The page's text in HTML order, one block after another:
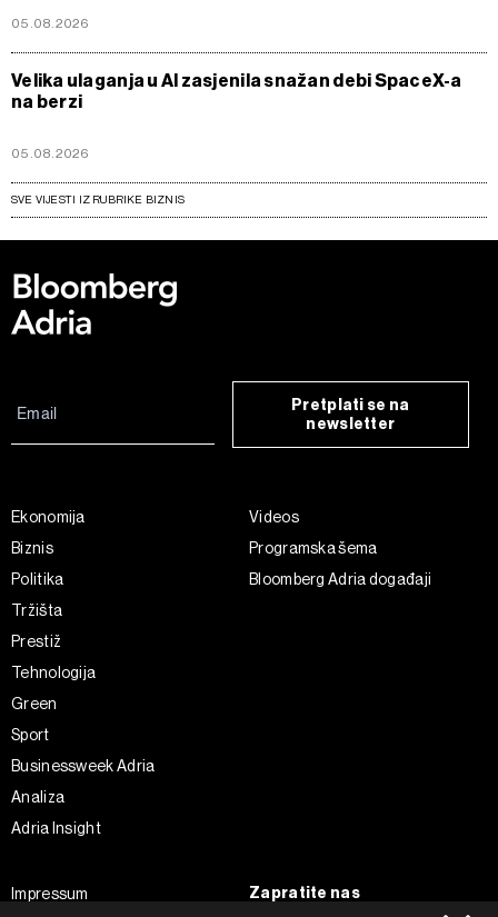
05.08.2026
Velika ulaganja u AI zasjenila snažan debi SpaceX-a
na berzi
05.08.2026
SVE VIJESTI IZ RUBRIKE BIZNIS
Pretplati se na
newsletter
Ekonomija
Biznis
Politika
Tržišta
Prestiž
Tehnologija
Green
Sport
Businessweek Adria
Analiza
Adria Insight
Videos
Programska šema
Bloomberg Adria događaji
Impressum
Zapratite nas